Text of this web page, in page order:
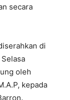
secara
di
oleh
kepada